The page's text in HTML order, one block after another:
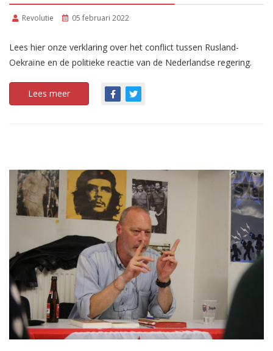
Revolutie 05 februari 2022
Lees hier onze verklaring over het conflict tussen Rusland-
Oekraïne en de politieke reactie van de Nederlandse regering.
Lees meer